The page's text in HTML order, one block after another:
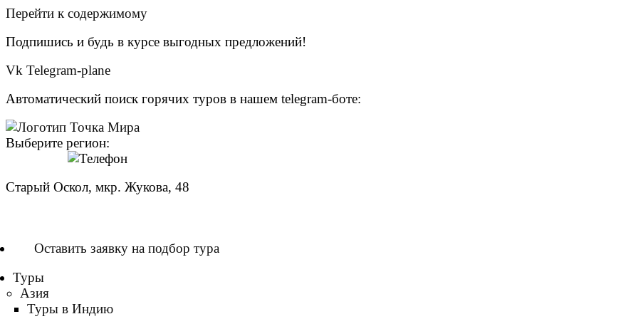
Перейти к содержимому
Подпишись и будь в курсе выгодных предложений!
Vk Telegram-plane
Автоматический поиск горячих туров в нашем telegram-боте:
Выберите регион:
Старый Оскол, мкр. Жукова, 48
Оставить заявку на подбор тура
Туры
Азия
Туры в Индию